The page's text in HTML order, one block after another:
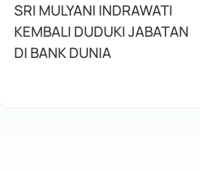
SRI MULYANI INDRAWATI
KEMBALI DUDUKI JABATAN
DI BANK DUNIA